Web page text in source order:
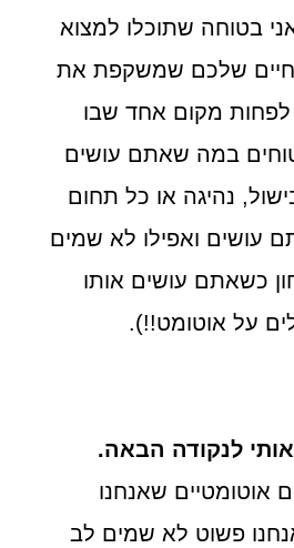
בטוחה שתוכלו למצוא
שלכם שמשקפת את
מקום אחד שבו
במה שאתם עושים
נהיגה או כל תחום
עושים ואפילו לא שמים
כשאתם עושים אותו
על אוטומט!!).
לנקודה הבאה.
אוטומטיים שאנחנו
פשוט לא שמים לב